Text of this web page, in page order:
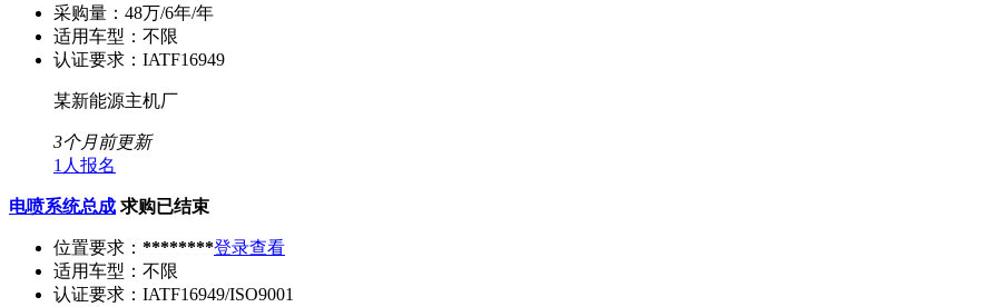
采购量： 48万/6年/年
适用车型： 不限
认证要求： IATF16949
某新能源主机厂
3个月前更新
1人报名
电喷系统总成 求购已结束
位置要求： ********登录查看
适用车型： 不限
认证要求： IATF16949/ISO9001